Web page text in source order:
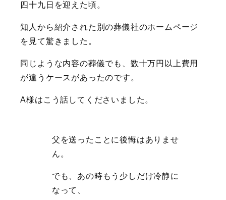
四十九日を迎えた頃。
知人から紹介された別の葬儀社のホームページ
を見て驚きました。
同じような内容の葬儀でも、数十万円以上費用
が違うケースがあったのです。
A様はこう話してくださいました。
父を送ったことに後悔はありませ
ん。
でも、あの時もう少しだけ冷静に
なって、